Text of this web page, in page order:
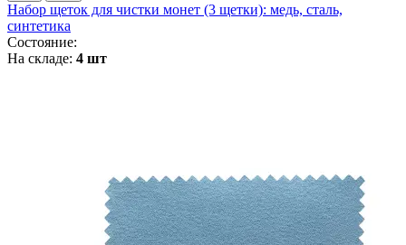
Набор щеток для чистки монет (3 щетки): медь, сталь,
синтетика
Состояние:
На складе: 4 шт